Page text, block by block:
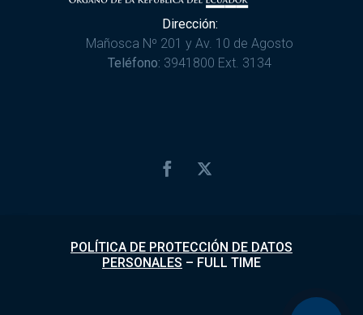
Dirección:
Mañosca Nº 201 y Av. 10 de Agosto
Teléfono: 3941800 Ext. 3134
POLÍTICA DE PROTECCIÓN DE DATOS
PERSONALES – FULL TIME